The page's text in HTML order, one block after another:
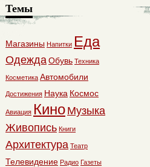
Темы
Магазины Напитки Еда
ОдеждаОбувь Техника
Косметика Автомобили
Достижения Наука Космос
Авиация Кино Музыка
Живопись Книги
Архитектура Театр
Телевидение Радио Газеты